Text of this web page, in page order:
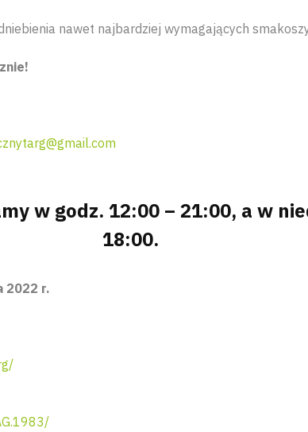
nawet najbardziej wymagających
w godz. 12:00 – 21:00, a w
18:00.
2022 r.